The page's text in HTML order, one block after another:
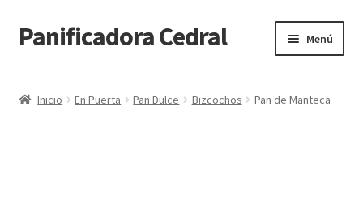
Ir
a
navegación
Ir
al
Panificadora Cedral Menú
Inicio En Puerta Pan Dulce Bizcochos Pan de Manteca